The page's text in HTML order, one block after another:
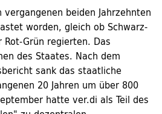
beiden Jahrzehnten
worden, gleich ob Schwarz-
Rot-Grün regierten. Das
des Staates. Nach dem
sank das staatliche
20 Jahren um über 800
hatte ver.di als Teil des